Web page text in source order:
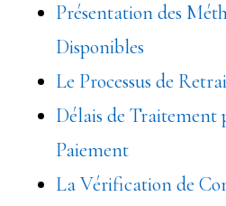
Présentation des
Disponibles
Le Processus de
Délais de Traitement
Paiement
La Vérification de